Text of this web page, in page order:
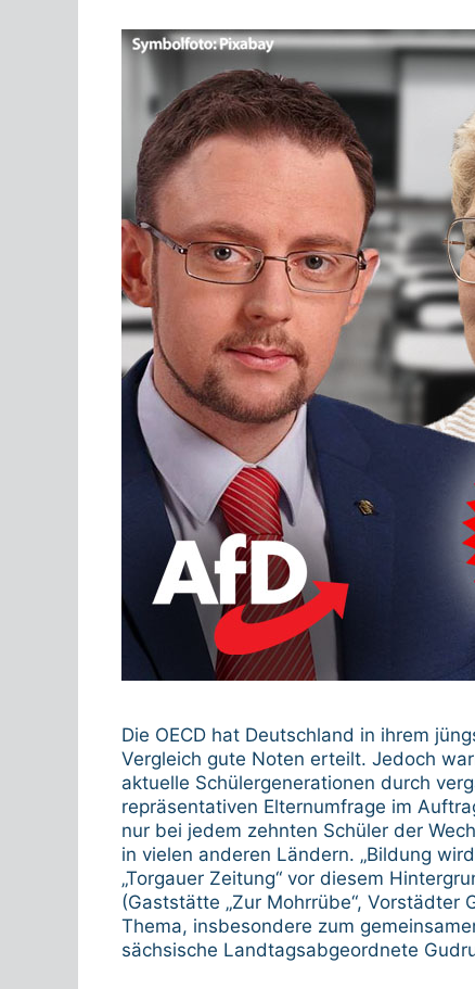
Die OECD hat Deutschland in ihrem
Vergleich gute Noten erteilt. Jedoch
aktuelle Schülergenerationen durch
repräsentativen Elternumfrage im
nur bei jedem zehnten Schüler der
in vielen anderen Ländern. „Bildung
„Torgauer Zeitung“ vor diesem
(Gaststätte „Zur Mohrrübe“,
Thema, insbesondere zum
sächsische Landtagsabgeordnete